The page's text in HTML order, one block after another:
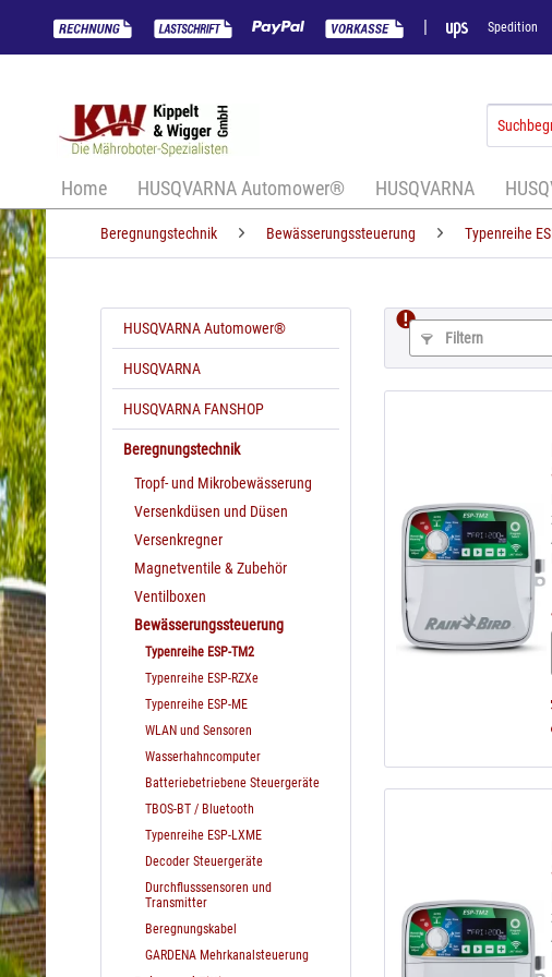
| Spedition
Home HUSQVARNA Automower® HUSQVARNA
Beregnungstechnik Bewässerungssteuerung Typenreihe
HUSQVARNA Automower®
HUSQVARNA
HUSQVARNA FANSHOP
Beregnungstechnik
Tropf- und Mikrobewässerung
Versenkdüsen und Düsen
Versenkregner
Magnetventile & Zubehör
Ventilboxen
Bewässerungssteuerung
Typenreihe ESP-TM2
Typenreihe ESP-RZXe
Typenreihe ESP-ME
WLAN und Sensoren
Wasserhahncomputer
Batteriebetriebene Steuergeräte
TBOS-BT / Bluetooth
Typenreihe ESP-LXME
Decoder Steuergeräte
Durchflusssensoren und
Transmitter
Beregnungskabel
GARDENA Mehrkanalsteuerung
Filtern